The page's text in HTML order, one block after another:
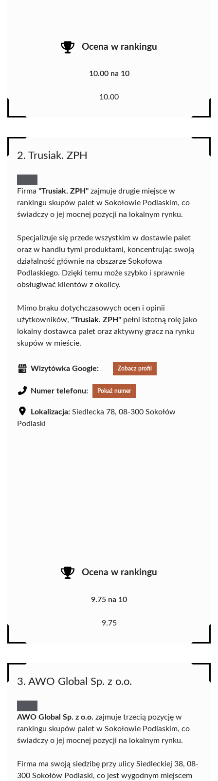
Ocena w rankingu
10.00 na 10
10.00
2. Trusiak. ZPH
Firma "Trusiak. ZPH" zajmuje drugie miejsce w
rankingu skupów palet w Sokołowie Podlaskim, co
świadczy o jej mocnej pozycji na lokalnym rynku.
Specjalizuje się przede wszystkim w dostawie palet
oraz w handlu tymi produktami, koncentrując swoją
działalność głównie na obszarze Sokołowa
Podlaskiego. Dzięki temu może szybko i sprawnie
obsługiwać klientów z okolicy.
Mimo braku dotychczasowych ocen i opinii
użytkowników, "Trusiak. ZPH" pełni istotną rolę jako
lokalny dostawca palet oraz aktywny gracz na rynku
skupów w mieście.
Wizytówka Google: Zobacz profil
Numer telefonu: Pokaż numer
Lokalizacja: Siedlecka 78, 08-300 Sokołów
Podlaski
Ocena w rankingu
9.75 na 10
9.75
3. AWO Global Sp. z o.o.
AWO Global Sp. z o.o. zajmuje trzecią pozycję w
rankingu skupów palet w Sokołowie Podlaskim, co
świadczy o jej mocnej pozycji na lokalnym rynku.
Firma ma swoją siedzibę przy ulicy Siedleckiej 38, 08-
300 Sokołów Podlaski, co jest wygodnym miejscem